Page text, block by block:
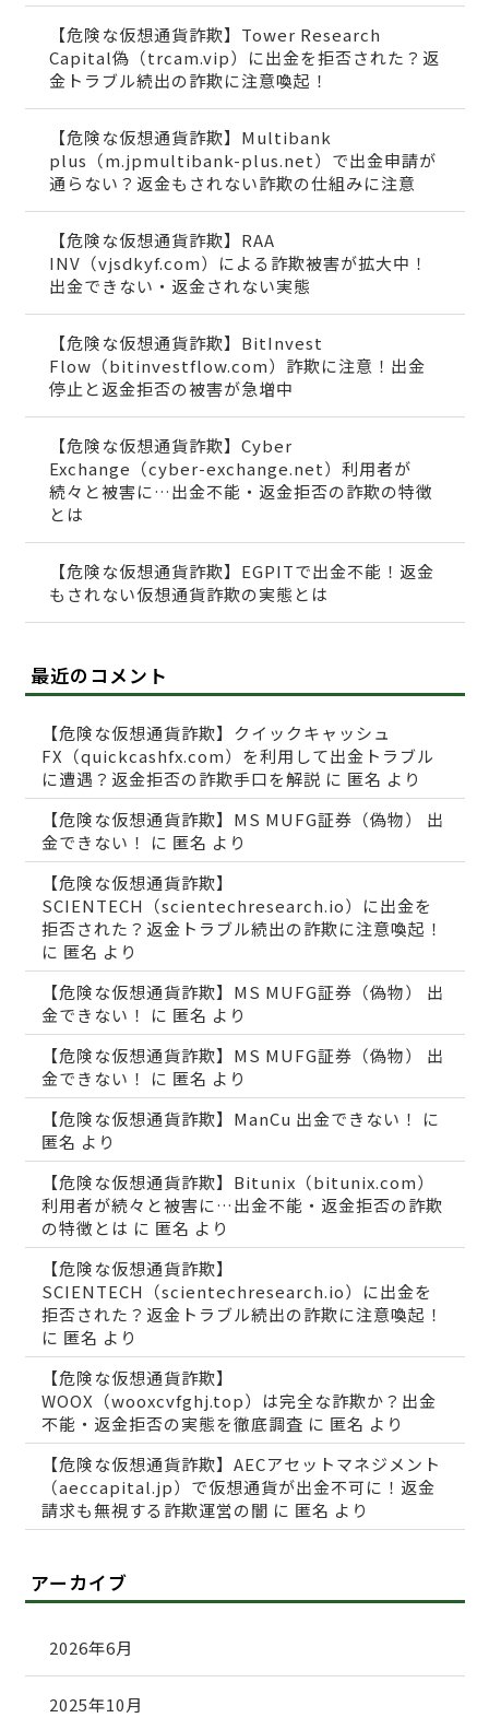
【危険な仮想通貨詐欺】Tower Research
Capital偽（trcam.vip）に出金を拒否された？返
金トラブル続出の詐欺に注意喚起！
【危険な仮想通貨詐欺】Multibank
plus（m.jpmultibank-plus.net）で出金申請が
通らない？返金もされない詐欺の仕組みに注意
【危険な仮想通貨詐欺】RAA
INV（vjsdkyf.com）による詐欺被害が拡大中！
出金できない・返金されない実態
【危険な仮想通貨詐欺】BitInvest
Flow（bitinvestflow.com）詐欺に注意！出金
停止と返金拒否の被害が急増中
【危険な仮想通貨詐欺】Cyber
Exchange（cyber-exchange.net）利用者が
続々と被害に…出金不能・返金拒否の詐欺の特徴
とは
【危険な仮想通貨詐欺】EGPITで出金不能！返金
もされない仮想通貨詐欺の実態とは
最近のコメント
【危険な仮想通貨詐欺】クイックキャッシュ
FX（quickcashfx.com）を利用して出金トラブル
に遭遇？返金拒否の詐欺手口を解説 に 匿名 より
【危険な仮想通貨詐欺】MS MUFG証券（偽物） 出
金できない！
に 匿名 より
【危険な仮想通貨詐欺】
SCIENTECH（scientechresearch.io）に出金を
拒否された？返金トラブル続出の詐欺に注意喚起！
に 匿名 より
【危険な仮想通貨詐欺】MS MUFG証券（偽物） 出
金できない！
に 匿名 より
【危険な仮想通貨詐欺】MS MUFG証券（偽物） 出
金できない！
に 匿名 より
【危険な仮想通貨詐欺】ManCu 出金できない！
に
匿名 より
【危険な仮想通貨詐欺】Bitunix（bitunix.com）
利用者が続々と被害に…出金不能・返金拒否の詐欺
の特徴とは に 匿名 より
【危険な仮想通貨詐欺】
SCIENTECH（scientechresearch.io）に出金を
拒否された？返金トラブル続出の詐欺に注意喚起！
に 匿名 より
【危険な仮想通貨詐欺】
WOOX（wooxcvfghj.top）は完全な詐欺か？出金
不能・返金拒否の実態を徹底調査 に 匿名 より
【危険な仮想通貨詐欺】AECアセットマネジメント
（aeccapital.jp）で仮想通貨が出金不可に！返金
請求も無視する詐欺運営の闇 に 匿名 より
アーカイブ
2026年6月
2025年10月